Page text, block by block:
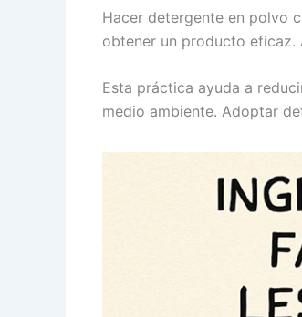
Hacer detergente en polvo
obtener un producto eficaz.
Esta práctica ayuda a
medio ambiente. Adoptar